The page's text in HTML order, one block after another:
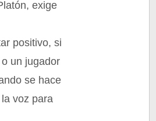
exige
positivo, si
un jugador
se hace
voz para